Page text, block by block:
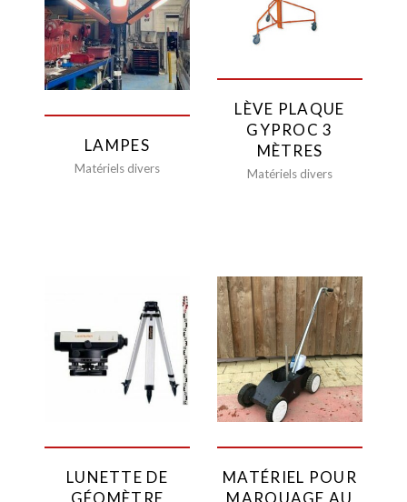
LAMPES
Matériels divers
LÈVE PLAQUE
GYPROC 3
MÈTRES
Matériels divers
LUNETTE DE
GÉOMÈTRE
MATÉRIEL POUR
MARQUAGE AU